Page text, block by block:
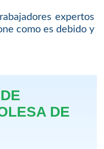
expertos
como es debido y
DE